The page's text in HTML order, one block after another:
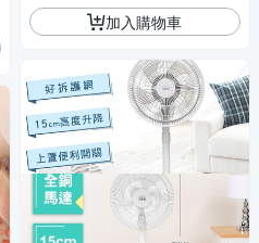
加入購物車